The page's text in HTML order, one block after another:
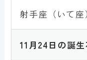
射手座（いて座
11月24日 の誕